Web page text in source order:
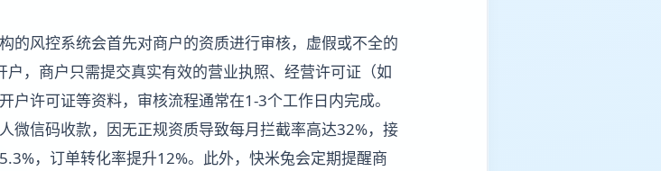
的风控系统会首先对商户的资质进行审核，虚假或不全的
，商户只需提交真实有效的营业执照、经营许可证（如
许可证等资料，审核流程通常在1-3个工作日内完成。
微信码收款，因无正规资质导致每月拦截率高达32%，接
，订单转化率提升12%。此外，快米兔会定期提醒商